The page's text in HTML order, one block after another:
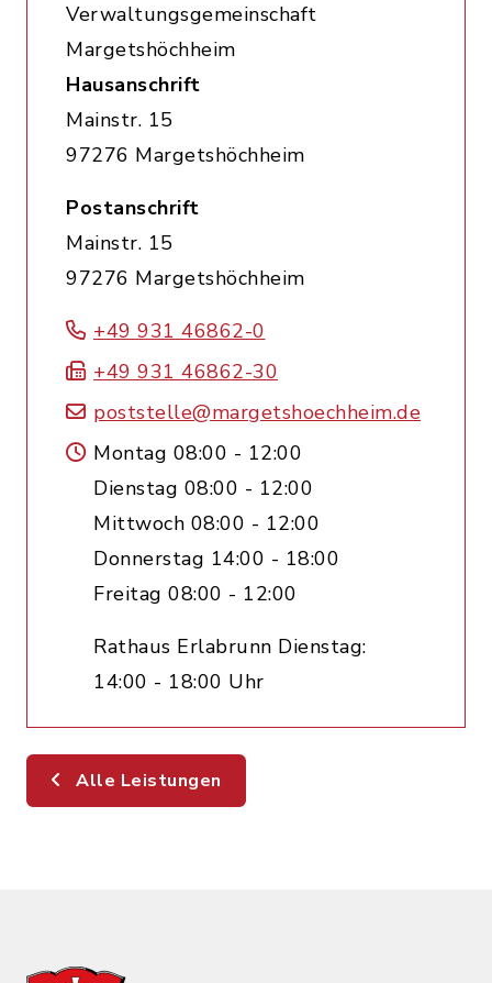
Verwaltungsgemeinschaft
Margetshöchheim
Hausanschrift
Mainstr. 15
97276 Margetshöchheim
Postanschrift
Mainstr. 15
97276 Margetshöchheim
+49 931 46862-0
+49 931 46862-30
poststelle@margetshoechheim.de
Montag 08:00 - 12:00
Dienstag 08:00 - 12:00
Mittwoch 08:00 - 12:00
Donnerstag 14:00 - 18:00
Freitag 08:00 - 12:00
Rathaus Erlabrunn Dienstag:
14:00 - 18:00 Uhr
Alle Leistungen